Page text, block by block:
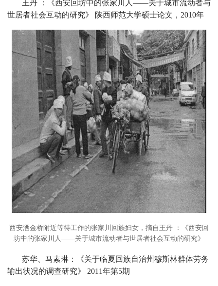
王丹 ：《西安回坊中的张家川人——关于城市流动者与
世居者社会互动的研究》 陕西师范大学硕士论文，2010年
西安洒金桥附近等待工作的张家川回族妇女，摘自王丹 ：《西安回
坊中的张家川人——关于城市流动者与世居者社会互动的研究》
苏华、马素琳：《关于临夏回族自治州穆斯林群体劳务
输出状况的调查研究》 2011年第5期